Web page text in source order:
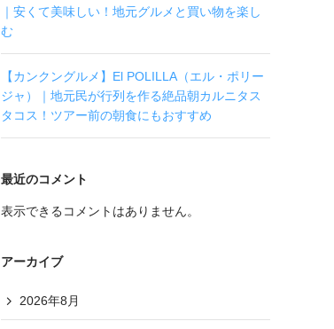
｜安くて美味しい！地元グルメと買い物を楽し
む
【カンクングルメ】El POLILLA（エル・ポリー
ジャ）｜地元民が行列を作る絶品朝カルニタス
タコス！ツアー前の朝食にもおすすめ
最近のコメント
表示できるコメントはありません。
アーカイブ
2026年8月